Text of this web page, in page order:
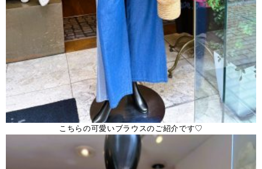
こちらの可愛いブラウスのご紹介です♡